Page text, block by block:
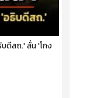
ดีสถ.' ลั่น 'โกง